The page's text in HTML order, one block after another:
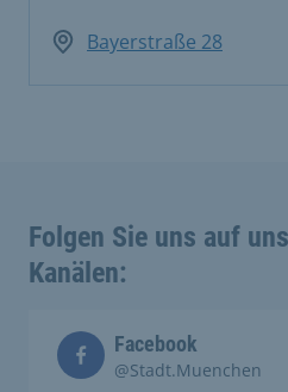
Bayerstraße 28
Folgen Sie uns auf
Kanälen:
Facebook
@Stadt.Muenchen